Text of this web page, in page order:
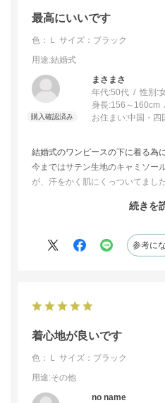
最高にいいです
色：Ｌ
サイズ：ブラック
用途:結婚式
まさまさ
年代:50代 性別:
身長:156～160cm
お住まい:中国・四
結婚式のワンピースの下に着る為
今まではサテン生地のキャミソー
が、汗をかく肌にくっついてました
ので肩紐が落ちる心配もなく、な
夏の暑い時には手放せません。少
続きを
参考に
着心地が良いです
色：Ｌ サイズ：ブラック
用途:その他
no name